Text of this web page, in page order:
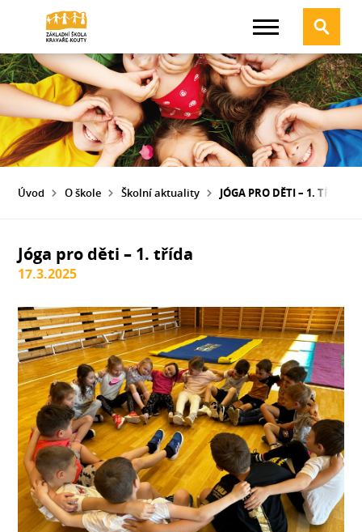
Úvod O škole Školní aktuality JÓGA PRO DĚTI – 1. TŘÍDA
Jóga pro děti – 1. třída
17.3.2025